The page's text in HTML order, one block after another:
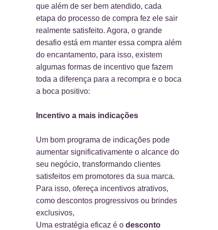
que além de ser bem atendido, cada
etapa do processo de compra fez ele sair
realmente satisfeito. Agora, o grande
desafio está em manter essa compra além
do encantamento, para isso, existem
algumas formas de incentivo que fazem
toda a diferença para a recompra e o boca
a boca positivo:
Incentivo a mais indicações
Um bom programa de indicações pode
aumentar significativamente o alcance do
seu negócio, transformando clientes
satisfeitos em promotores da sua marca.
Para isso, ofereça incentivos atrativos,
como descontos progressivos ou brindes
exclusivos,
Uma estratégia eficaz é o desconto